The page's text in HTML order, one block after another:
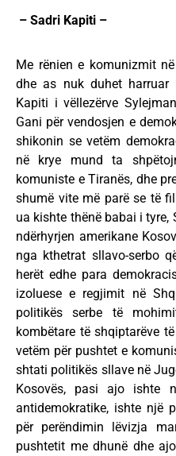
– Sadri Kapiti –
Me rënien e komunizmit
dhe as nuk duhet
Kapiti i vëllezërve
Gani për vendosjen e
shikonin se vetëm
në krye mund ta
komuniste e Tiranës, dhe
shumë vite më parë se të
ua kishte thënë babai i tyre,
ndërhyrjen amerikane
nga kthetrat sllavo-serbo
herët edhe para
izoluese e regjimit në
politikës serbe të
kombëtare të shqiptarëve
vetëm për pushtet e
shtati politikës sllave në
Kosovës, pasi ajo ishte
antidemokratike, ishte një
për perëndimin lëvizja
pushtetit me dhunë dhe